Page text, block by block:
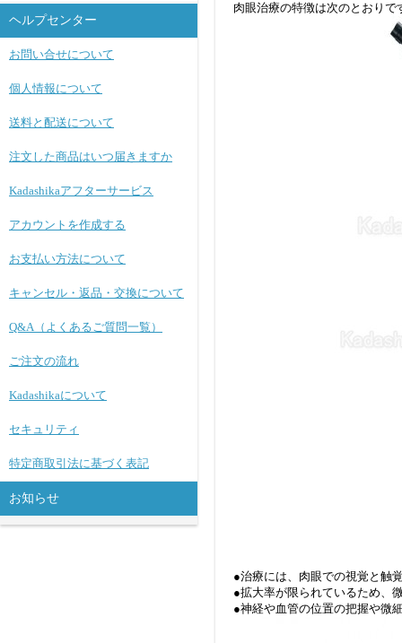
ヘルプセンター
お問い合せについて
個人情報について
送料と配送について
注文した商品はいつ届きますか
Kadashikaアフターサービス
アカウントを作成する
お支払い方法について
キャンセル・返品・交換について
Q&A（よくあるご質問一覧）
ご注文の流れ
Kadashikaについて
セキュリティ
特定商取引法に基づく表記
お知らせ
肉眼治療の特徴は次のとおりで
●治療には、肉眼での視覚と触
●拡大率が限られているため、
●神経や血管の位置の把握や微